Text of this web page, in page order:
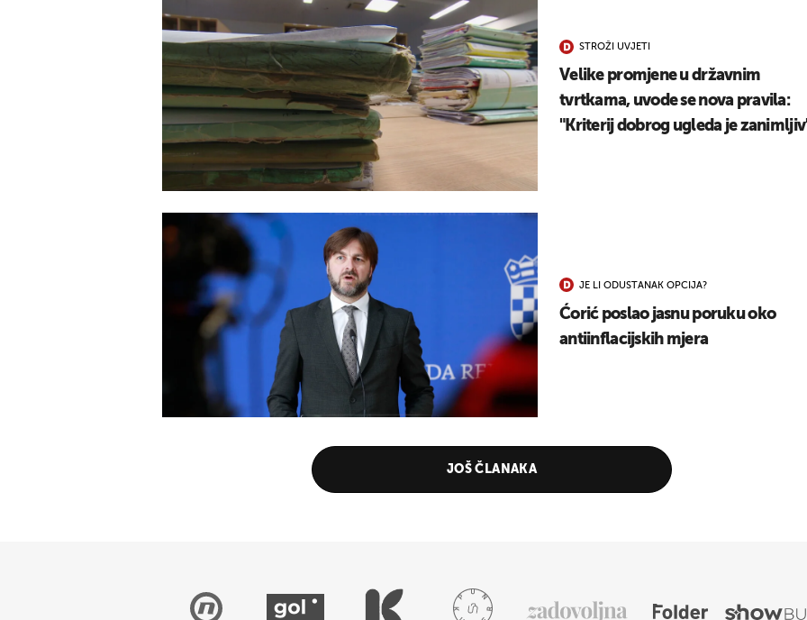
STROŽI UVJETI
Velike promjene u državnim
tvrtkama, uvode se nova pravila:
"Kriterij dobrog ugleda je
JE LI ODUSTANAK OPCIJA?
Ćorić poslao jasnu poruku oko
antiinflacijskih mjera
JOŠ ČLANAKA